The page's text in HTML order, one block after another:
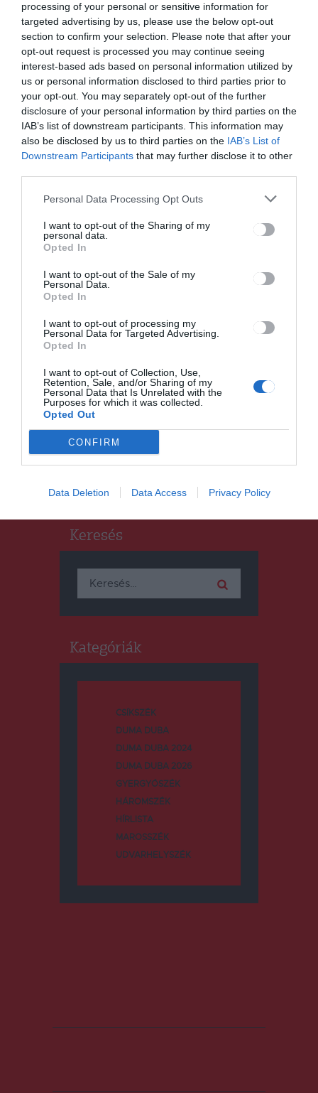
processing of your personal or sensitive information for
targeted advertising by us, please use the below opt-out
section to confirm your selection. Please note that after your
opt-out request is processed you may continue seeing
interest-based ads based on personal information utilized by
us or personal information disclosed to third parties prior to
your opt-out. You may separately opt-out of the further
disclosure of your personal information by third parties on the
IAB’s list of downstream participants. This information may
also be disclosed by us to third parties on the IAB’s List of
Downstream Participants that may further disclose it to other
Personal Data Processing Opt Outs
I want to opt-out of the Sharing of my
personal data.
Opted In
I want to opt-out of the Sale of my
Personal Data.
Opted In
I want to opt-out of processing my
Personal Data for Targeted Advertising.
Opted In
I want to opt-out of Collection, Use,
Retention, Sale, and/or Sharing of my
Personal Data that Is Unrelated with the
Purposes for which it was collected.
Opted Out
CONFIRM
Data Deletion Data Access Privacy Policy
navigáció
Ugyanazok
az
álláshirdeté
sek
hónapok óta
Egyetlen
koronavírus
os eset
sincs
Sepsiszentg
yörgyön
Ez is érdekelheti
További adományok
szükségesek
HÍRLISTA
Szülők Iskolája – online
Keresés
Keresés:
Kategóriák
CSÍKSZÉK
DUMA DUBA
DUMA DUBA 2024
DUMA DUBA 2026
GYERGYÓSZÉK
HÁROMSZÉK
HÍRLISTA
MAROSSZÉK
UDVARHELYSZÉK